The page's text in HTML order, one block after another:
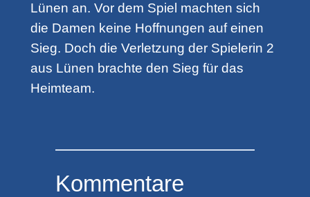
Lünen an. Vor dem Spiel machten sich
die Damen keine Hoffnungen auf einen
Sieg. Doch die Verletzung der Spielerin 2
aus Lünen brachte den Sieg für das
Heimteam.
Kommentare